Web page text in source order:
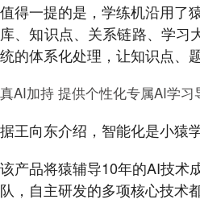
值得一提的是，学练机沿用了
库、知识点、关系链路、学习
统的体系化处理，让知识点、
真AI加持 提供个性化专属AI学习
据王向东介绍，智能化是小猿
该产品将猿辅导10年的AI技术
队，自主研发的多项核心技术